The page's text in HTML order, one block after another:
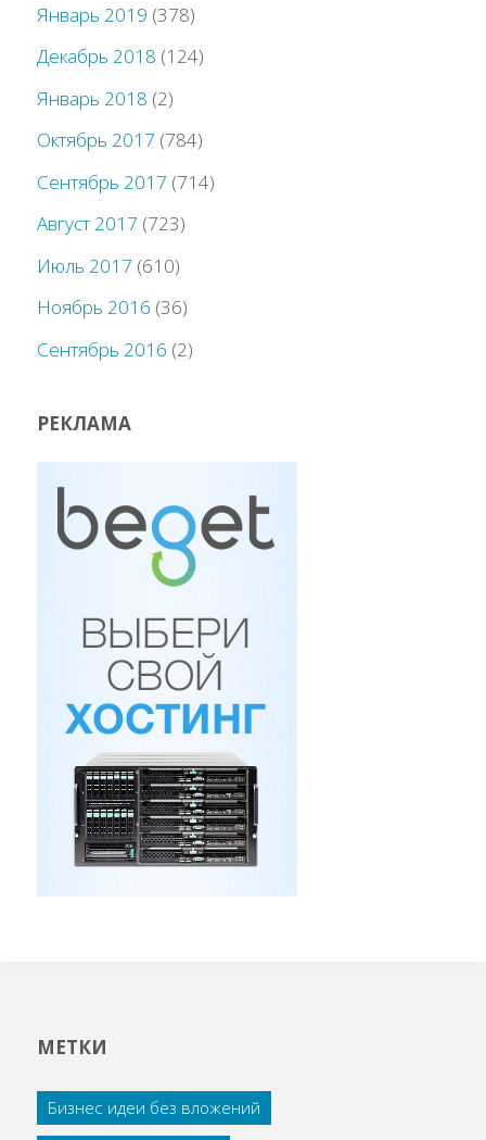
Январь 2019 (378)
Декабрь 2018 (124)
Январь 2018 (2)
Октябрь 2017 (784)
Сентябрь 2017 (714)
Август 2017 (723)
Июль 2017 (610)
Ноябрь 2016 (36)
Сентябрь 2016 (2)
РЕКЛАМА
МЕТКИ
Бизнес идеи без вложений